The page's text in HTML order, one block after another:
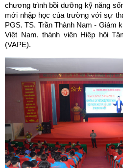
chương trình bồi dưỡng kỹ năng
mới nhập học của trường với sự
PGS. TS. Trần Thành Nam - Giám
Việt Nam, thành viên Hiệp hội
(VAPE).